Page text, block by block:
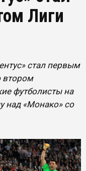
Лиги
стал первым
втором
футболисты на
над «Монако» со